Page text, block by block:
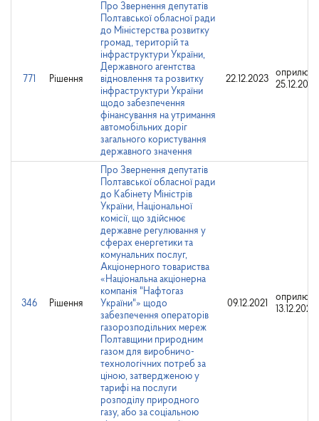
771 Рішення
Про Звернення депутатів
Полтавської обласної ради
до Міністерства розвитку
громад, територій та
інфраструктури України,
Державного агентства
відновлення та розвитку
інфраструктури України
щодо забезпечення
фінансування на утримання
автомобільних доріг
загального користування
державного значення
22.12.2023
25.12.2023
346 Рішення
Про Звернення депутатів
Полтавської обласної ради
до Кабінету Міністрів
України, Національної
комісії, що здійснює
державне регулювання у
сферах енергетики та
комунальних послуг,
Акціонерного товариства
«Національна акціонерна
компанія "Нафтогаз
України"» щодо
забезпечення операторів
газорозподільних мереж
Полтавщини природним
газом для виробничо-
технологічних потреб за
ціною, затвердженою у
тарифі на послуги
розподілу природного
газу, або за соціальною
09.12.2021
13.12.2021